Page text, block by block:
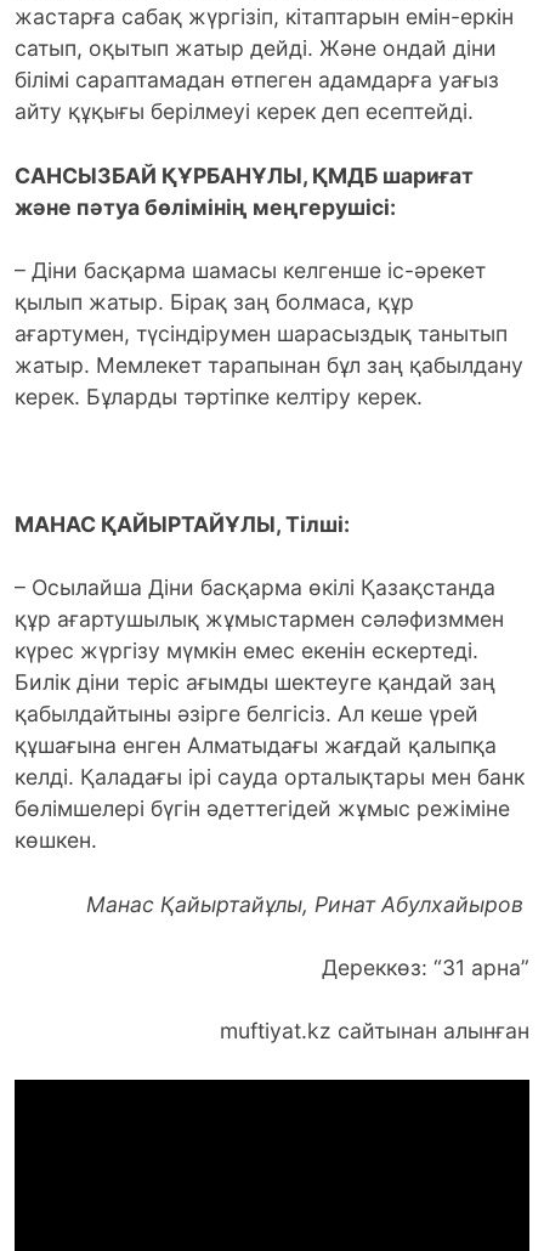
жастарға сабақ жүргізіп, кітаптарын емін-еркін
сатып, оқытып жатыр дейді. Және ондай діни
білімі сараптамадан өтпеген адамдарға уағыз
айту құқығы берілмеуі керек деп есептейді.
САНСЫЗБАЙ ҚҰРБАНҰЛЫ, ҚМДБ шариғат
және пәтуа бөлімінің меңгерушісі:
– Діни басқарма шамасы келгенше іс-әрекет
қылып жатыр. Бірақ заң болмаса, құр
ағартумен, түсіндірумен шарасыздық танытып
жатыр. Мемлекет тарапынан бұл заң қабылдану
керек. Бұларды тәртіпке келтіру керек.
МАНАС ҚАЙЫРТАЙҰЛЫ, Тілші:
– Осылайша Діни басқарма өкілі Қазақстанда
құр ағартушылық жұмыстармен сәләфизммен
күрес жүргізу мүмкін емес екенін ескертеді.
Билік діни теріс ағымды шектеуге қандай заң
қабылдайтыны әзірге белгісіз. Ал кеше үрей
құшағына енген Алматыдағы жағдай қалыпқа
келді. Қаладағы ірі сауда орталықтары мен банк
бөлімшелері бүгін әдеттегідей жұмыс режіміне
көшкен.
Манас Қайыртайұлы, Ринат Абулхайыров
Дереккөз: “31 арна”
muftiyat.kz сайтынан алынған